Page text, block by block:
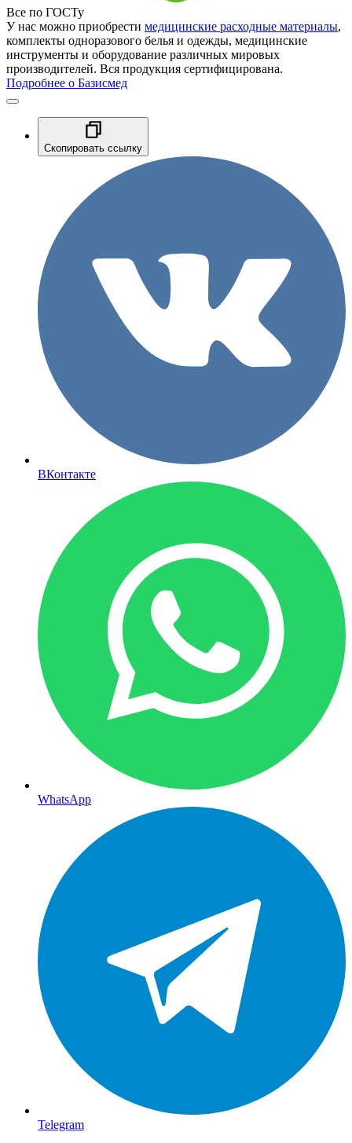
Все по ГОСТу
У нас можно приобрести медицинские расходные материалы,
комплекты одноразового белья и одежды, медицинские
инструменты и оборудование различных мировых
производителей. Вся продукция сертифицирована.
Подробнее о Базисмед
Скопировать ссылку
ВКонтакте
WhatsApp
Telegram